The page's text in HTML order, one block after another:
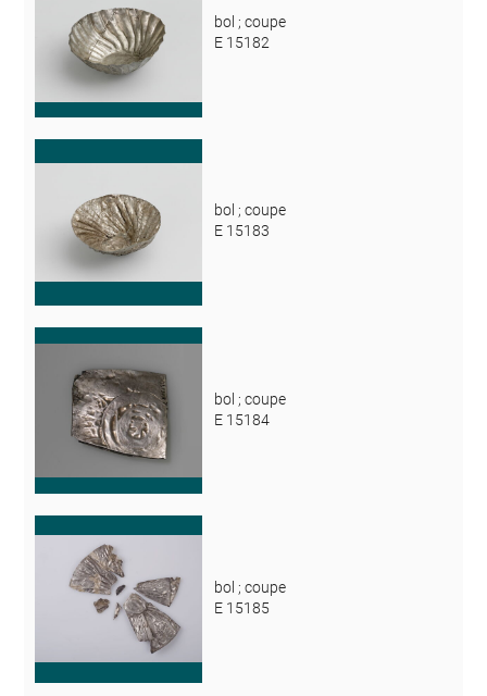
bol ; coupe
E 15182
bol ; coupe
E 15183
bol ; coupe
E 15184
bol ; coupe
E 15185